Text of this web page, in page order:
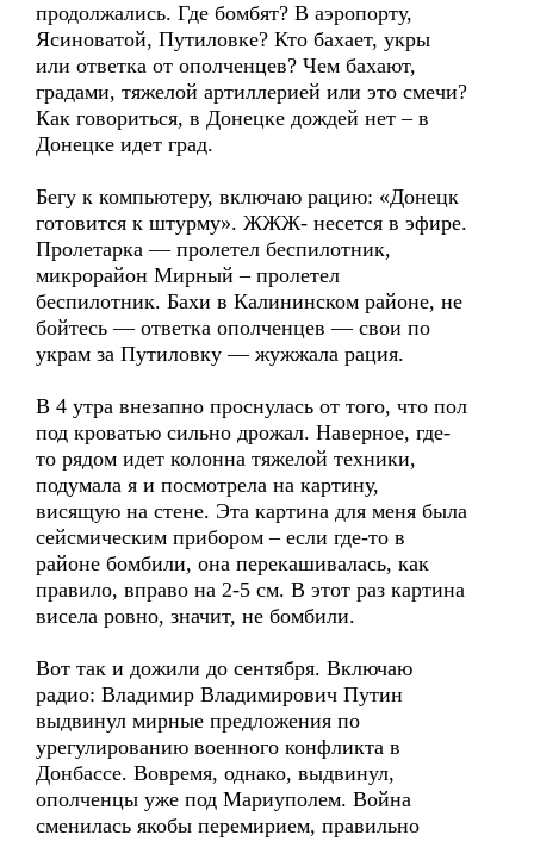
продолжались. Где бомбят? В аэропорту,
Ясиноватой, Путиловке? Кто бахает, укры
или ответка от ополченцев? Чем бахают,
градами, тяжелой артиллерией или это смечи?
Как говориться, в Донецке дождей нет – в
Донецке идет град.
Бегу к компьютеру, включаю рацию: «Донецк
готовится к штурму». ЖЖЖ- несется в эфире.
Пролетарка — пролетел беспилотник,
микрорайон Мирный – пролетел
беспилотник. Бахи в Калининском районе, не
бойтесь — ответка ополченцев — свои по
украм за Путиловку — жужжала рация.
В 4 утра внезапно проснулась от того, что пол
под кроватью сильно дрожал. Наверное, где-
то рядом идет колонна тяжелой техники,
подумала я и посмотрела на картину,
висящую на стене. Эта картина для меня была
сейсмическим прибором – если где-то в
районе бомбили, она перекашивалась, как
правило, вправо на 2-5 см. В этот раз картина
висела ровно, значит, не бомбили.
Вот так и дожили до сентября. Включаю
радио: Владимир Владимирович Путин
выдвинул мирные предложения по
урегулированию военного конфликта в
Донбассе. Вовремя, однако, выдвинул,
ополченцы уже под Мариуполем. Война
сменилась якобы перемирием, правильно